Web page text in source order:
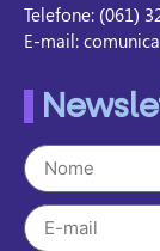
Telefone: (061)
E-mail: